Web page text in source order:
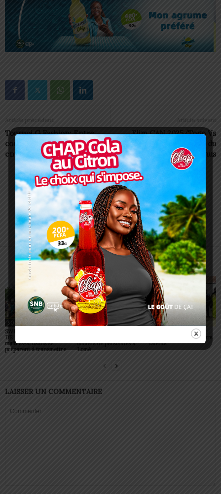
Article précédent
Tournoi G Fashion: Entre
compétition et soutien aux
enfants démunis
Article suivant
Elim CAN 2025/Togo Vs
Algérie: Les Eperviers du
Togo sont prévenus
Charbel SOSSOUVI
ARTICLES CONNEXES PLUS DE L'AUTEUR
SOCIÉTÉ
SWEDD+ Togo / ECOLE
DE LA CHANCE : les
maitres-artisans se
préparent à transmettre
SOCIÉTÉ
milliers de personnes à
Lomé
SOCIÉTÉ
Vogan : AGRI-ESPOIR
récompense les meilleurs
talents
LAISSER UN COMMENTAIRE